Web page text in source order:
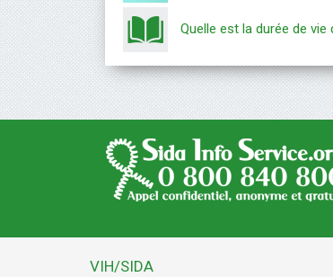
Quelle est la durée de vie du VIH
VIH/SIDA